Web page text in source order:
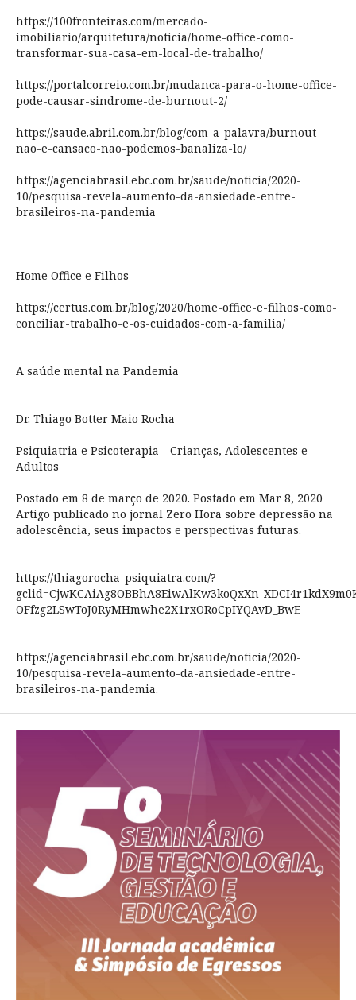
https://100fronteiras.com/mercado-
imobiliario/arquitetura/noticia/home-office-como-
transformar-sua-casa-em-local-de-trabalho/
https://portalcorreio.com.br/mudanca-para-o-home-office-
pode-causar-sindrome-de-burnout-2/
https://saude.abril.com.br/blog/com-a-palavra/burnout-
nao-e-cansaco-nao-podemos-banaliza-lo/
https://agenciabrasil.ebc.com.br/saude/noticia/2020-
10/pesquisa-revela-aumento-da-ansiedade-entre-
brasileiros-na-pandemia
Home Office e Filhos
https://certus.com.br/blog/2020/home-office-e-filhos-como-
conciliar-trabalho-e-os-cuidados-com-a-familia/
A saúde mental na Pandemia
Dr. Thiago Botter Maio Rocha
Psiquiatria e Psicoterapia - Crianças, Adolescentes e
Adultos
Postado em 8 de março de 2020. Postado em Mar 8, 2020
Artigo publicado no jornal Zero Hora sobre depressão na
adolescência, seus impactos e perspectivas futuras.
https://thiagorocha-psiquiatra.com/?
OFfzg2LSwToJ0RyMHmwhe2X1rxORoCpIYQAvD_BwE
https://agenciabrasil.ebc.com.br/saude/noticia/2020-
10/pesquisa-revela-aumento-da-ansiedade-entre-
brasileiros-na-pandemia.